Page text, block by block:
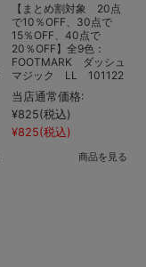
【まとめ割対象 20点
で10％OFF、30点で
15％OFF、40点で
20％OFF】全9色：
FOOTMARK ダッシュ
マジック LL 101122
当店通常価格:
¥825(税込)
¥825(税込)
商品を見る